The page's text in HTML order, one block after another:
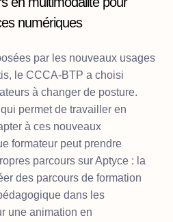
numériques
par les nouveaux usages
le CCCA-BTP a choisi
à changer de posture.
permet de travailler en
à ces nouveaux
formateur peut prendre
parcours sur Aptyce : la
des parcours de formation
dans les
une animation en